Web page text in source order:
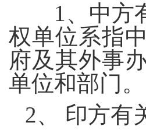
1 、中方
权单位系指
府及其外事
单位和部门。
2、 印方有